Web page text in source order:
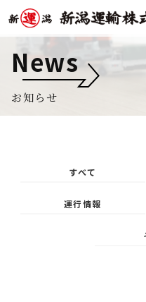
News
お知らせ
すべて
運行情報